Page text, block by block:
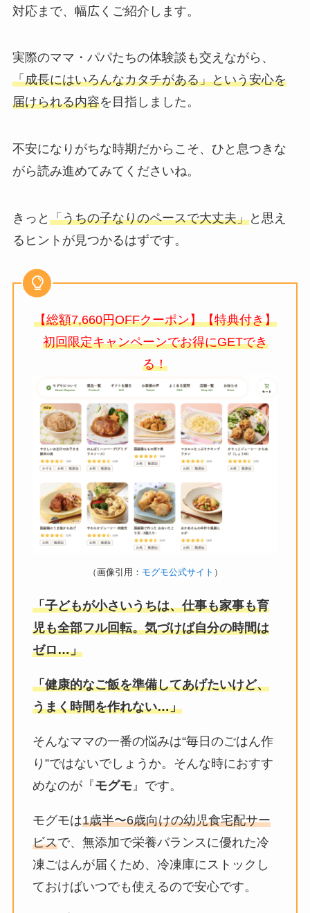
対応まで、幅広くご紹介します。
実際のママ・パパたちの体験談も交えながら、
「成長にはいろんなカタチがある」という安心を
届けられる内容を目指しました。
不安になりがちな時期だからこそ、ひと息つきな
がら読み進めてみてくださいね。
きっと 「うちの子なりのペースで大丈夫」と思え
るヒントが見つかるはずです。
【総額7,660円OFFクーポン】【特典付き】
初回限定キャンペーンでお得にGETでき
る！
（画像引用： モグモ公式サイト ）
「子どもが小さいうちは、仕事も家事も育
児も全部フル回転。気づけば自分の時間は
ゼロ…」
「健康的なご飯を準備してあげたいけど、
うまく時間を作れない…」
そんなママの一番の悩みは“毎日のごはん作
り”ではないでしょうか。そんな時におすす
めなのが『モグモ』です。
モグモは1歳半〜6歳向けの幼児食宅配サー
ビスで、無添加で栄養バランスに優れた冷
凍ごはんが届くため、冷凍庫にストックし
ておけばいつでも使えるので安心です。